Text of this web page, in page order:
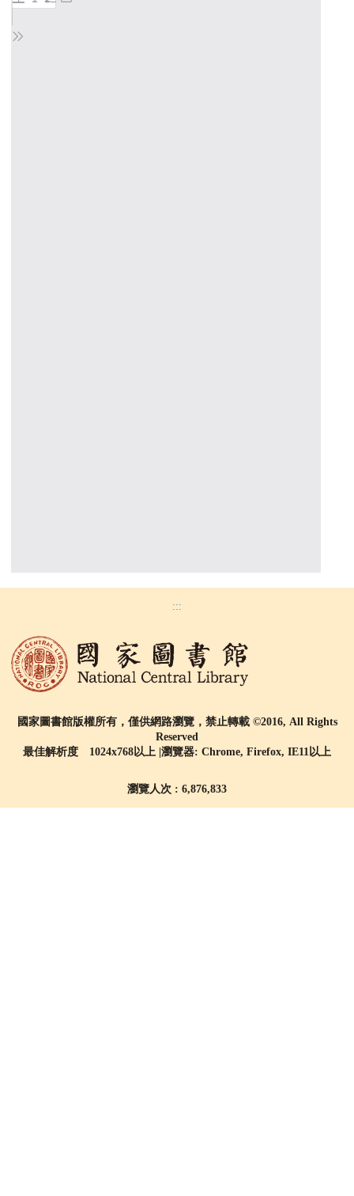
:::
國家圖書館版權所有，僅供網路瀏覽，禁止轉載 ©2016, All Rights
Reserved
最佳解析度 1024x768以上 |瀏覽器: Chrome, Firefox, IE11以上
瀏覽人次 : 6,876,833